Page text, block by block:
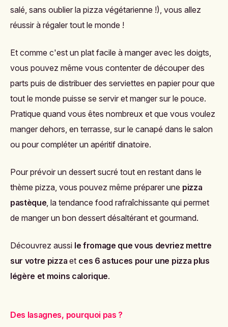
salé, sans oublier la pizza végétarienne !), vous allez
réussir à régaler tout le monde !
Et comme c'est un plat facile à manger avec les doigts,
vous pouvez même vous contenter de découper des
parts puis de distribuer des serviettes en papier pour que
tout le monde puisse se servir et manger sur le pouce.
Pratique quand vous êtes nombreux et que vous voulez
manger dehors, en terrasse, sur le canapé dans le salon
ou pour compléter un apéritif dinatoire.
Pour prévoir un dessert sucré tout en restant dans le
thème pizza, vous pouvez même préparer une pizza
pastèque , la tendance food rafraîchissante qui permet
de manger un bon dessert désaltérant et gourmand.
Découvrez aussi le fromage que vous devriez mettre
sur votre pizza et ces 6 astuces pour une pizza plus
légère et moins calorique.
Des lasagnes, pourquoi pas ?